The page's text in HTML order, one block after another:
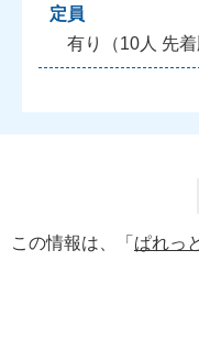
定員
有り（10人 先
この情報は、「 ぱれっ